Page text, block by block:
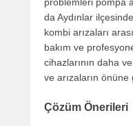
problemleri pompa
da Aydınlar
kombi arızaları
bakım ve
cihazlarının daha
ve arızaların önüne
Çözüm Önerileri